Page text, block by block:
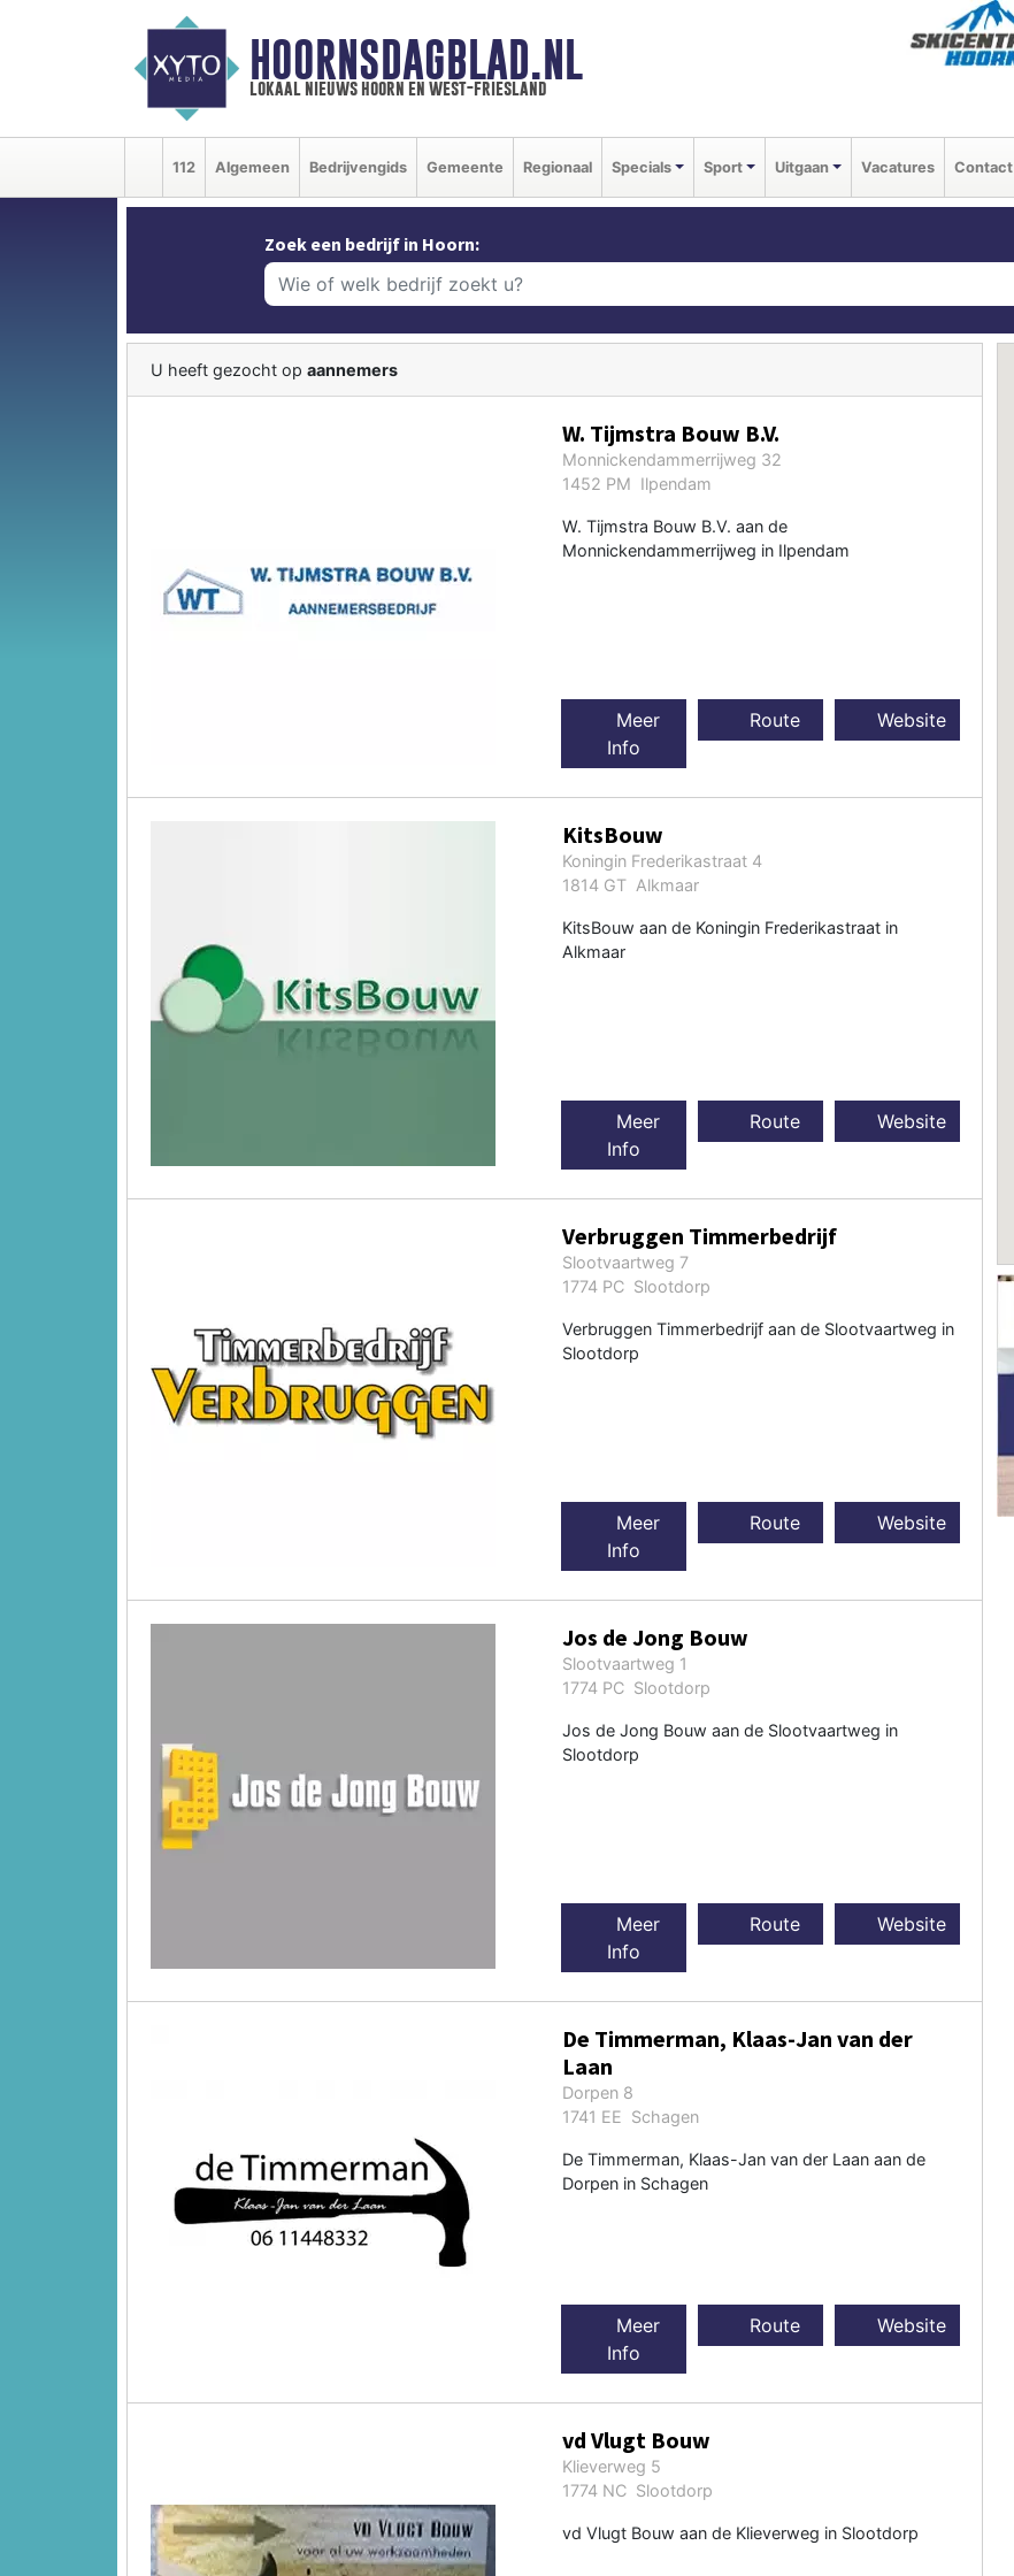
HOORNSDAGBLAD.NL
lokaal nieuws hoorn en west-friesland
112 Algemeen Bedrijvengids Gemeente Regionaal Specials Sport Uitgaan Vacatures Contact
Zoek een bedrijf in Hoorn:
U heeft gezocht op aannemers
W. Tijmstra Bouw B.V.
Monnickendammerrijweg 32
1452 PM Ilpendam
W. Tijmstra Bouw B.V. aan de
Monnickendammerrijweg in Ilpendam
Meer
Info
Route Website
KitsBouw
Koningin Frederikastraat 4
1814 GT Alkmaar
KitsBouw aan de Koningin Frederikastraat in
Alkmaar
Meer
Info
Route Website
Verbruggen Timmerbedrijf
Slootvaartweg 7
1774 PC Slootdorp
Verbruggen Timmerbedrijf aan de Slootvaartweg in
Slootdorp
Meer
Info
Route Website
Jos de Jong Bouw
Slootvaartweg 1
1774 PC Slootdorp
Jos de Jong Bouw aan de Slootvaartweg in
Slootdorp
Meer
Info
Route Website
De Timmerman, Klaas-Jan van der
Laan
Dorpen 8
1741 EE Schagen
De Timmerman, Klaas-Jan van der Laan aan de
Dorpen in Schagen
Meer
Info
Route Website
vd Vlugt Bouw
Klieverweg 5
1774 NC Slootdorp
vd Vlugt Bouw aan de Klieverweg in Slootdorp